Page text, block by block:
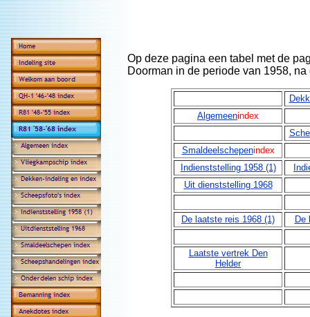
Op deze pagina een tabel met de
Doorman in de periode van 1958,
Algemeenindex
Smaldeelschepenindex
Indienststelling 1958 (1)
Uit dienststelling 1968
De laatste reis 1968 (1) De
Laatste vertrek Den
Helder